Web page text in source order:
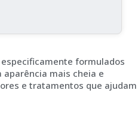
formulados
mais cheia e
e tratamentos que ajudam